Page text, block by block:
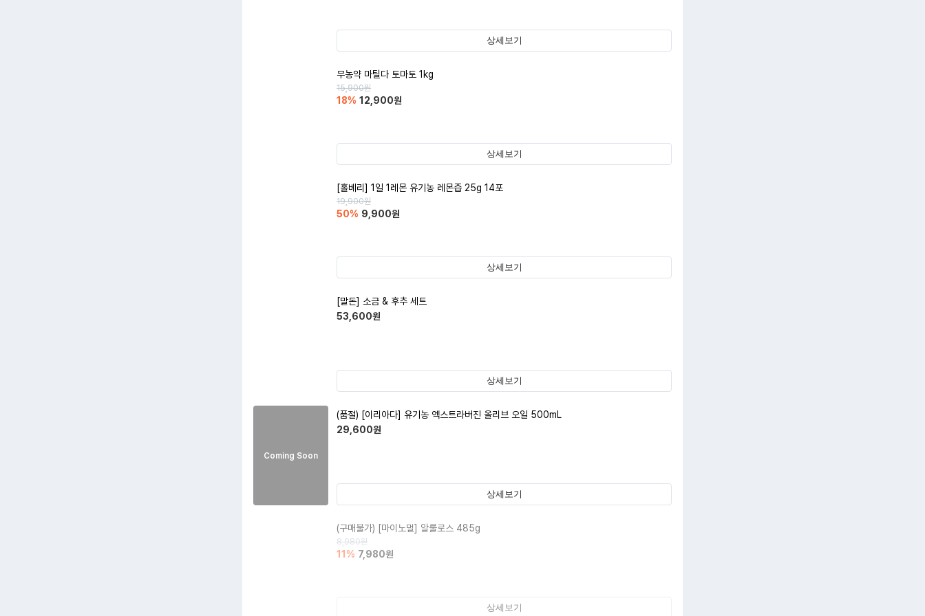
상세보기
무농약 마틸다 토마토 1kg
15,900원
18% 12,900원
상세보기
[홀베리] 1일 1레몬 유기농 레몬즙 25g 14포
19,900원
50% 9,900원
상세보기
[말돈] 소금 & 후추 세트
53,600원
상세보기
Coming Soon
(품절) [이리아다] 유기농 엑스트라버진 올리브 오일 500mL
29,600원
상세보기
(구매불가) [마이노멀] 알룰로스 485g
8,980원
11 % 7,980원
상세보기